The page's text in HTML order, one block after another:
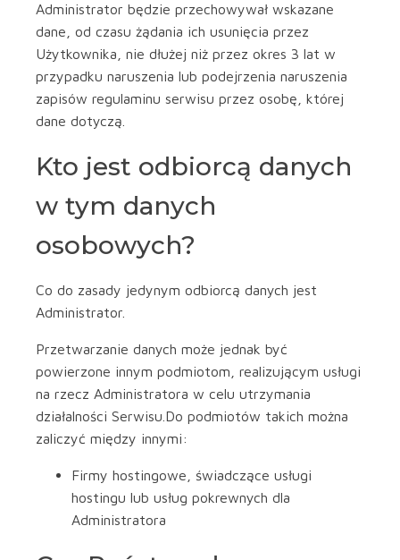
Administrator będzie przechowywał wskazane
dane, od czasu żądania ich usunięcia przez
Użytkownika, nie dłużej niż przez okres 3 lat w
przypadku naruszenia lub podejrzenia naruszenia
zapisów regulaminu serwisu przez osobę, której
dane dotyczą.
Kto jest odbiorcą danych
w tym danych
osobowych?
Co do zasady jedynym odbiorcą danych jest
Administrator.
Przetwarzanie danych może jednak być
powierzone innym podmiotom, realizującym usługi
na rzecz Administratora w celu utrzymania
działalności Serwisu.Do podmiotów takich można
zaliczyć między innymi:
Firmy hostingowe, świadczące usługi
hostingu lub usług pokrewnych dla
Administratora